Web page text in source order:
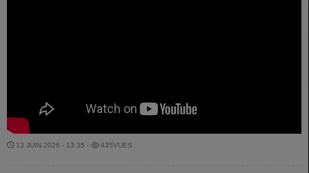
13 JUIN 2026 - 13:35 - 435VUES